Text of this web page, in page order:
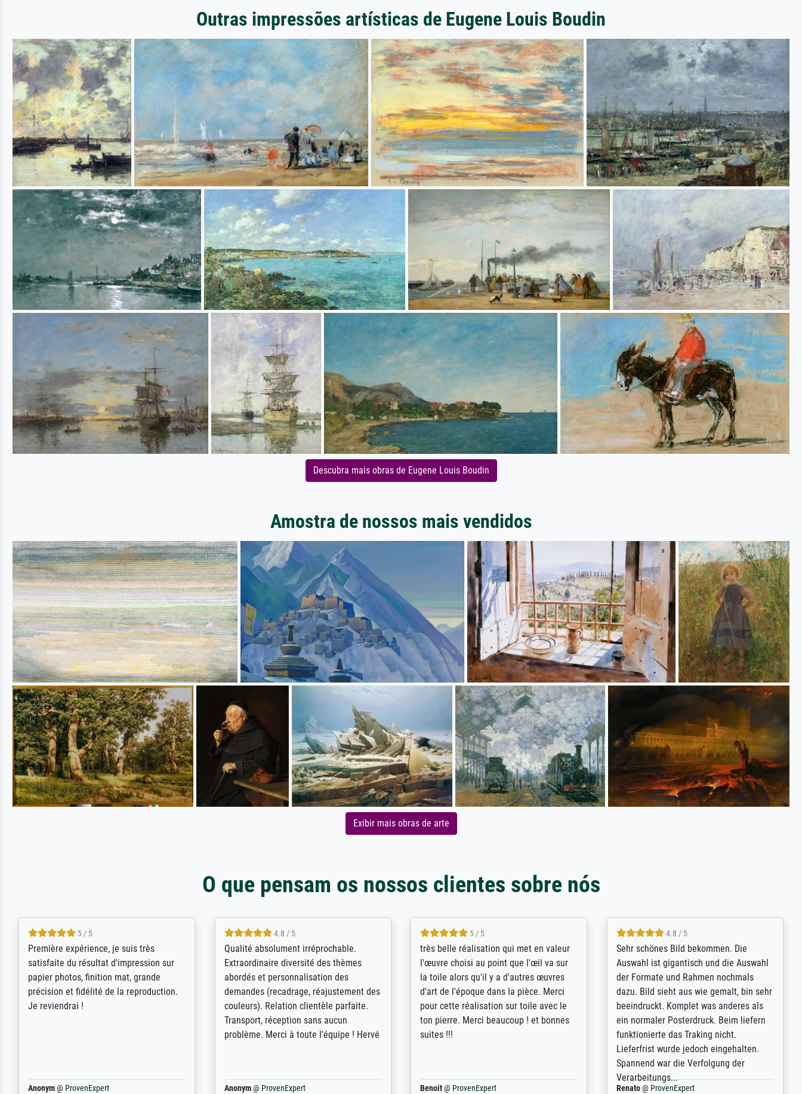
Outras impressões artísticas de Eugene Louis Boudin
Descubra mais obras de Eugene Louis Boudin
Amostra de nossos mais vendidos
Exibir mais obras de arte
O que pensam os nossos clientes sobre nós
4.5 / 5
ik beoordeel Meisterdrucke zeer
positief. Door de 69505 beschikbare
kunstenaars scrollen is echter
onbegonnen werk (na stoppen begint
het weer van voor af aan). Als er naar
Waarom duidt u ...
philip@ProvenExpert
5 / 5
Wow....ich bin sehr über die Qualität
erstaunt. Diese Drucke haben all´meine
Erwartungen übertroffen. Desgleichen
der Ablauf der Bestellung. Grosses
Kompliment.
Anonym@ ProvenExpert
4 / 5
De levering door Bpost was absoluut
desastreus. De gemelde leveringstijd
sloeg nergens op. Er werd niet
aangebeld en niet geleverd op de
voorziene dag. Er werd ook geen
duidelijke informatie gegeven over wat
er dan met het pakket ging gebeuren.
Anonym@ProvenExpert
4.8 / 5
So, I ordered a large print of The
Annunciation by Fra Angelico from a
very large and popular American
"art/poster" site advertising giclee print
quality. The quality for a large print was
atrocious. They refunded me when I sent
pictures of the blurry print vs. a
Wikipedia commons representation.
They stated they couldn't do ...
Anonym@ProvenExpert